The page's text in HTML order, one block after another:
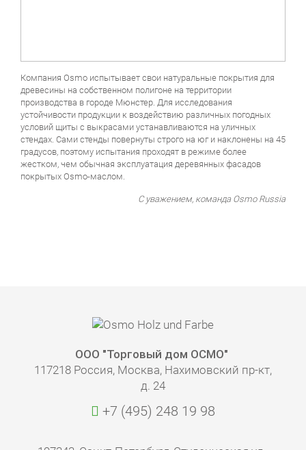
Компания Osmo испытывает свои натуральные покрытия для
древесины на собственном полигоне на территории
производства в городе Мюнстер. Для исследования
устойчивости продукции к воздействию различных погодных
условий щиты с выкрасами устанавливаются на уличных
стендах. Сами стенды повернуты строго на юг и наклонены на 45
градусов, поэтому испытания проходят в режиме более
жестком, чем обычная эксплуатация деревянных фасадов
покрытых Osmo-маслом.
С уважением, команда Osmo Russia
ООО "Торговый дом ОСМО"
117218 Россия, Москва, Нахимовский пр-кт,
д. 24
+7 (495) 248 19 98